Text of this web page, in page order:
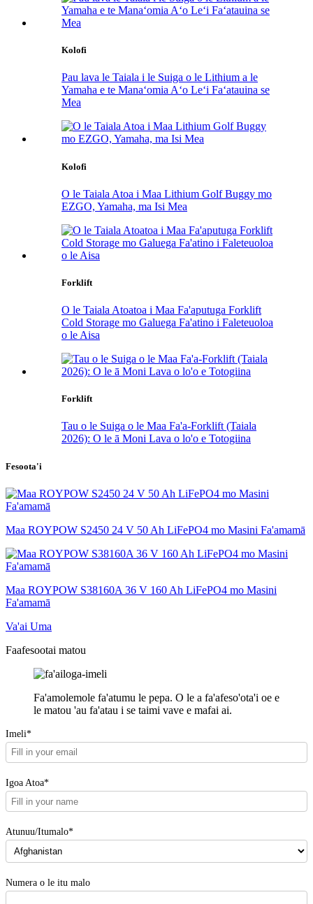
Kolofi
Pau lava le Taiala i le Suiga o le Lithium a le
Yamaha e te Manaʻomia Aʻo Leʻi Faʻatauina se
Mea
Kolofi
O le Taiala Atoa i Maa Lithium Golf Buggy mo
EZGO, Yamaha, ma Isi Mea
Forklift
O le Taiala Atoatoa i Maa Fa'aputuga Forklift
Cold Storage mo Galuega Fa'atino i Faleteuoloa
o le Aisa
Forklift
Tau o le Suiga o le Maa Fa'a-Forklift (Taiala
2026): O le ā Moni Lava o lo'o e Totogiina
Fesoota'i
Maa ROYPOW S2450 24 V 50 Ah LiFePO4 mo Masini Fa'amamā
Maa ROYPOW S38160A 36 V 160 Ah LiFePO4 mo Masini
Fa'amamā
Va'ai Uma
Faafesootai matou
Fa'amolemole fa'atumu le pepa. O le a fa'afeso'ota'i oe e
le matou 'au fa'atau i se taimi vave e mafai ai.
Imeli*
Igoa Atoa*
Atunuu/Itumalo*
Numera o le itu malo